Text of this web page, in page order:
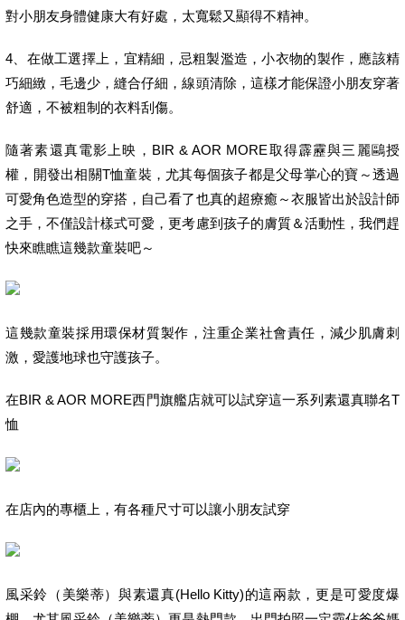
對小朋友身體健康大有好處，太寬鬆又顯得不精神。
4、在做工選擇上，宜精細，忌粗製濫造，小衣物的製作，應該精
巧細緻，毛邊少，縫合仔細，線頭清除，這樣才能保證小朋友穿著
舒適，不被粗制的衣料刮傷。
隨著素還真電影上映，BIR & AOR MORE取得霹靂與三麗鷗授
權，開發出相關T恤童裝，尤其每個孩子都是父母掌心的寶～透過
可愛角色造型的穿搭，自己看了也真的超療癒～衣服皆出於設計師
之手，不僅設計樣式可愛，更考慮到孩子的膚質＆活動性，我們趕
快來瞧瞧這幾款童裝吧～
這幾款童裝採用環保材質製作，注重企業社會責任，減少肌膚刺
激，愛護地球也守護孩子。
在BIR & AOR MORE西門旗艦店就可以試穿這一系列素還真聯名T
恤
在店內的專櫃上，有各種尺寸可以讓小朋友試穿
風采鈴（美樂蒂）與素還真(Hello Kitty)的這兩款，更是可愛度爆